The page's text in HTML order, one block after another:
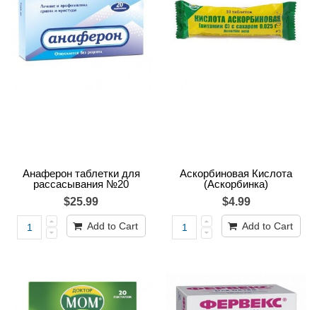
Анаферон таблетки для
рассасывания №20
$25.99
Add to Cart
Аскорбиновая Кислота
(Аскорбинка)
$4.99
Add to Cart